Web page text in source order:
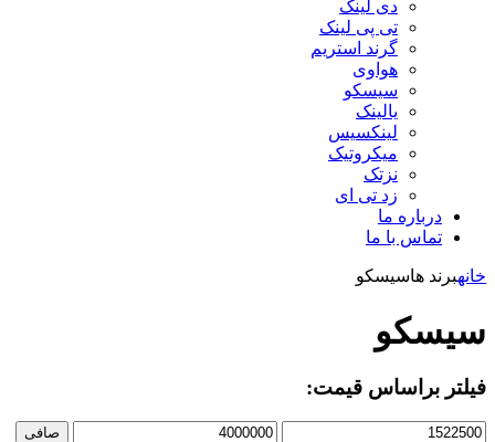
دی لینک
تی پی لینک
گرند استریم
هواوی
سیسکو
یالینک
لینکسیس
میکروتیک
نزتک
زد تی ای
درباره ما
تماس با ما
خانهبرند هاسیسکو
سیسکو
فیلتر براساس قیمت:
صافی